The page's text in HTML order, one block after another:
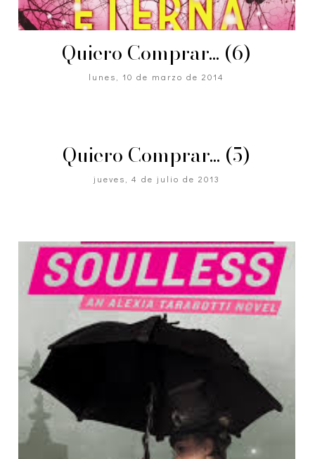
Quiero Comprar... (6)
lunes, 10 de marzo de 2014
Quiero Comprar... (5)
jueves, 4 de julio de 2013